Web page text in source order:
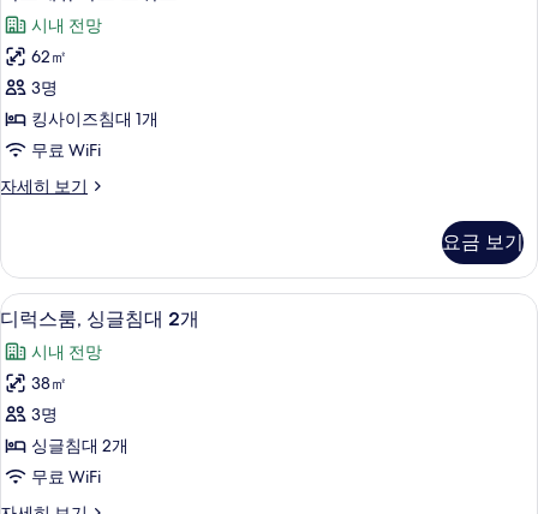
개
사
진
모
두
보
이
즈
침
개
자
세
히
그
제
큐
티
브
스
위
사
진
모
두
보
기
시내 전망
62㎡
3명
킹사이즈침대 1개
무료 WiFi
자세히 보기
이
티
브
스
위
트
자
히
보
기
요금 보기
디
럭
스
룸,
싱
글
침
6
디럭스룸, 싱글침대 2개
시내 전망
38㎡
3명
싱글침대 2개
무료 WiFi